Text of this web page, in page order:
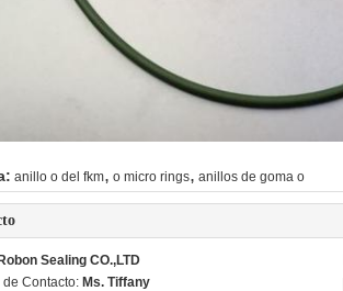
anillo o del fkm, o micro rings, anillos de goma o
Sealing CO.,LTD
Contacto: Ms. Tiffany